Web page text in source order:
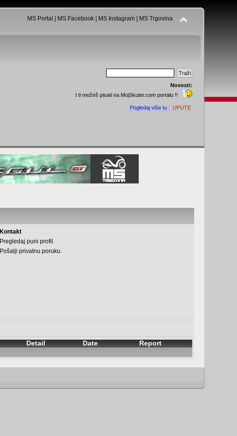
MS Portal MS Facebook| MS Instagram| MS Trgovina
Novosti:
I ti možeš pisati na MojSkuter.com portalu !!
Pogledaj više tu : UPUTE
Kontakt
Pregledaj puni profil.
Pošalji privatnu poruku.
Detail Date Report